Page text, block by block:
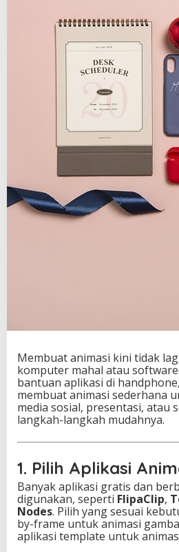
Membuat animasi kini tidak
komputer mahal atau
bantuan aplikasi di
membuat animasi sederhana
media sosial, presentasi, atau
langkah-langkah mudahnya.
1. Pilih Aplikasi
Banyak aplikasi gratis dan
digunakan, seperti FlipaClip,
Nodes. Pilih yang sesuai
by-frame untuk animasi
aplikasi template untuk